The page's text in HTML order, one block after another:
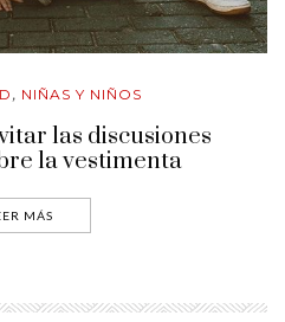
, NIÑAS Y NIÑOS
las discusiones
la vestimenta
MÁS